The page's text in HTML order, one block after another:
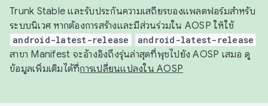
Trunk Stable และรับประกันความเสถียรของแพลตฟอร์มสำหรับ
ระบบนิเวศ หากต้องการสร้างและมีส่วนร่วมใน AOSP ให้ใช้
android-latest-release android-latest-release
สาขา Manifest จะอ้างอิงถึงรุ่นล่าสุดที่พุชไปยัง AOSP เสมอ ดู
ข้อมูลเพิ่มเติมได้ที่การเปลี่ยนแปลงใน AOSP